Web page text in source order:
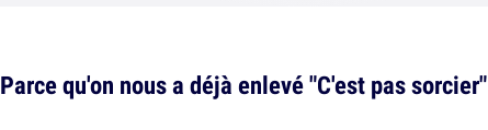
Parce qu'on nous a déjà enlevé "C'est pas sorcier"